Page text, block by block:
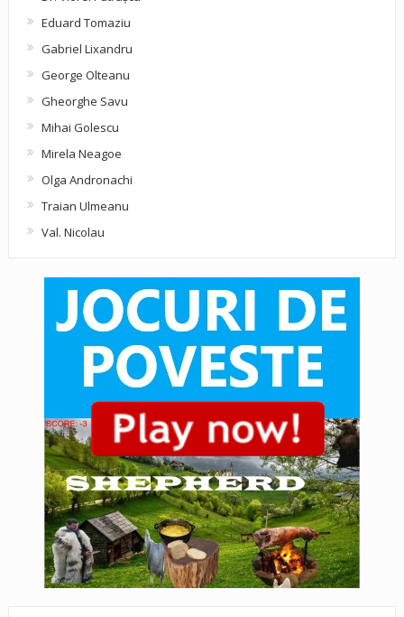
Eduard Tomaziu
Gabriel Lixandru
George Olteanu
Gheorghe Savu
Mihai Golescu
Mirela Neagoe
Olga Andronachi
Traian Ulmeanu
Val. Nicolau